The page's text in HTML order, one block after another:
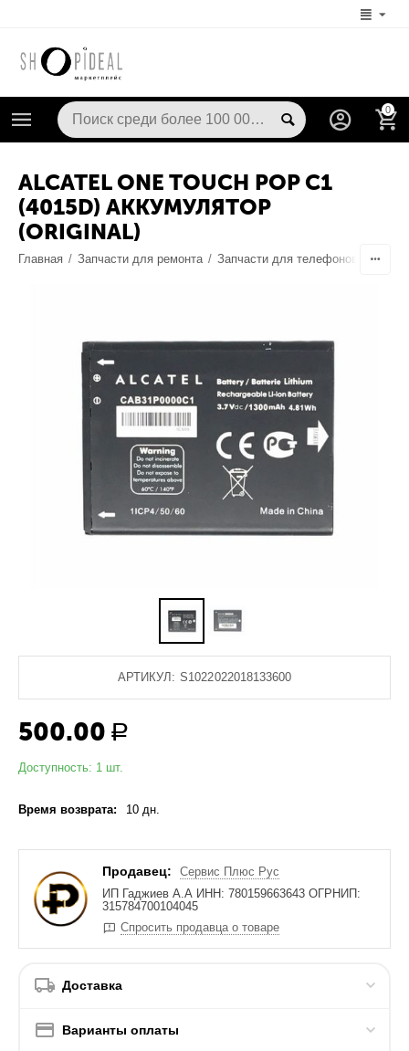
0
ALCATEL ONE TOUCH POP C1
(4015D) АККУМУЛЯТОР
(ORIGINAL)
Главная / Запчасти для ремонта / Запчасти для телефонов
АРТИКУЛ: S1022022018133600
500.00 Р
Доступность: 1 шт.
Время возврата: 10 дн.
Продавец:
Сервис Плюс Рус
ИП Гаджиев А.А ИНН: 780159663643 ОГРНИП:
315784700104045
Спросить продавца о товаре
Доставка
Варианты оплаты